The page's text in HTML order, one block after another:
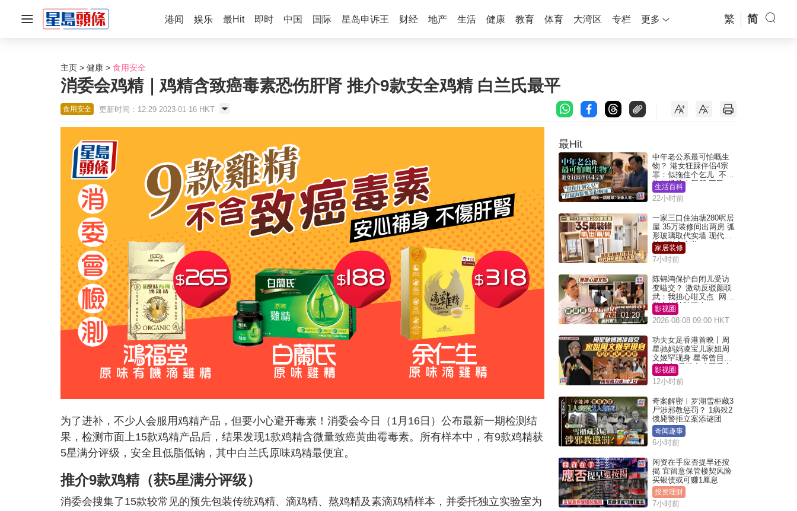
港闻 娱乐 最Hit 即时 中国 国际 星岛申诉王 财经 地产 生活 健康 教育 体育 大湾区 专栏 更多 繁 简
主页 健康 食用安全
消委会鸡精｜鸡精含致癌毒素恐伤肝肾 推介9款安全鸡精 白兰氏最平
食用安全 更新时间：12:29 2023-01-16 HKT
为了进补，不少人会服用鸡精产品，但要小心避开毒素！消委会今日（1月16日）公布最新一期检测结
果，检测市面上15款鸡精产品后，结果发现1款鸡精含微量致癌黄曲霉毒素。所有样本中，有9款鸡精获
5星满分评级，安全且低脂低钠，其中白兰氏原味鸡精最便宜。
推介9款鸡精（获5星满分评级）
消委会搜集了15款较常见的预先包装传统鸡精、滴鸡精、熬鸡精及素滴鸡精样本，并委托独立实验室为
最Hit
中年老公系最可怕嘅生
物？ 港女狂踩伴侣4宗
罪：似拖住个乞儿 不解
为何经常去厕所 网民一
语道破
生活百科
22小时前
一家三口住油塘280呎居
屋 35万装修间出两房 弧
形玻璃取代实墙 现代神
枱柜融入玄关
家居装修
7小时前
01:20
陈锦鸿保护自闭儿受访
变嗌交？ 激动反驳颜联
武：我担心咁又点 网民
批主持咄咄逼人
影视圈
2026-08-08 09:00 HKT
功夫女足香港首映丨周
星驰妈妈凌宝儿家姐周
文姬罕现身 星爷曾目睹
父偷食 母独力凑三子女
影视圈
12小时前
奇案解密︱罗湖雪柜藏3
尸涉邪教惩罚？ 1病殁2
饿毙警拒立案添谜团
奇闻趣事
6小时前
闲资在手应否提早还按
揭 宜留意保管楼契风险
买银债或可赚1厘息
投资理财
7小时前